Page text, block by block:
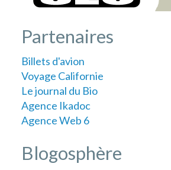
Partenaires
Billets d'avion
Voyage Californie
Le journal du Bio
Agence Ikadoc
Agence Web 6
Blogosphère